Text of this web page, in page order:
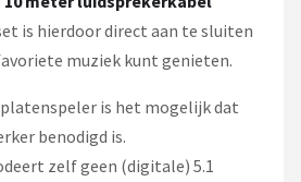
is hierdoor direct aan te sluiten
muziek kunt genieten.
is het mogelijk dat
benodigd is.
zelf geen (digitale) 5.1